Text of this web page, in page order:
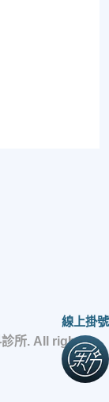
所. All rights
線上掛號